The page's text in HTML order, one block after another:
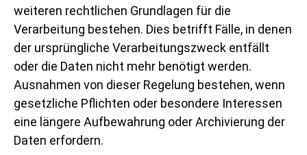
weiteren rechtlichen Grundlagen für die
Verarbeitung bestehen. Dies betrifft Fälle, in denen
der ursprüngliche Verarbeitungszweck entfällt
oder die Daten nicht mehr benötigt werden.
Ausnahmen von dieser Regelung bestehen, wenn
gesetzliche Pflichten oder besondere Interessen
eine längere Aufbewahrung oder Archivierung der
Daten erfordern.